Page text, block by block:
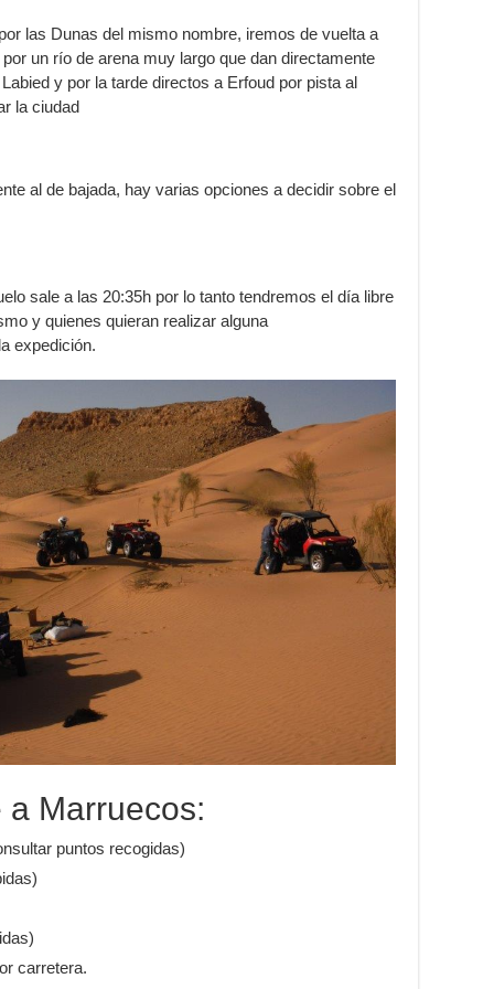
las Dunas del mismo nombre, iremos de vuelta a
un río de arena muy largo que dan directamente
y por la tarde directos a Erfoud por pista al
la ciudad
al de bajada, hay varias opciones a decidir sobre el
sale a las 20:35h por lo tanto tendremos el día libre
y quienes quieran realizar alguna
expedición.
Marruecos:
puntos recogidas)
carretera.